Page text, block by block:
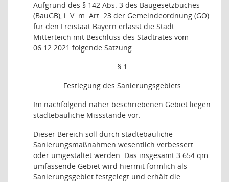
Aufgrund des § 142 Abs. 3 des Baugesetzbuches
(BauGB), i. V. m. Art. 23 der Gemeindeordnung (GO)
für den Freistaat Bayern erlässt die Stadt
Mitterteich mit Beschluss des Stadtrates vom
06.12.2021 folgende Satzung:
§ 1
Festlegung des Sanierungsgebiets
Im nachfolgend näher beschriebenen Gebiet liegen
städtebauliche Missstände vor.
Dieser Bereich soll durch städtebauliche
Sanierungsmaßnahmen wesentlich verbessert
oder umgestaltet werden. Das insgesamt 3.654 qm
umfassende Gebiet wird hiermit förmlich als
Sanierungsgebiet festgelegt und erhält die